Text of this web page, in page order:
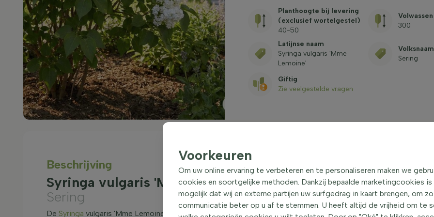
Planthoogte bij levering
(exclusief wortelgestel)
40-50
300
Latijnse naam
Syringa vulgaris 'Mme
Lemoine'
Volksnaam
Sering
Giftig
Zie veelgestelde vragen
Beschrijving
Syringa vulgaris 'Mme Lemoine' struik 40-50 cm|
Sering
De Syringa vulgaris 'Mme Lemoine', beter bekend als de Sering, is een prachtige heester met een
Voorkeuren
Om uw online ervaring te verbeteren en te personaliseren maken we
cookies en soortgelijke methoden. Dankzij bepaalde marketingcookies
mogelijk dat wij en externe partijen uw surfgedrag in kaart brengen, om
communicatie beter op u af te stemmen. U heeft altijd de vrijheid om te